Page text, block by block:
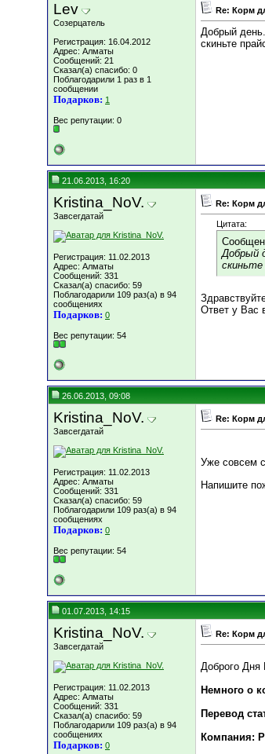
Lev
Созерцатель
Регистрация: 16.04.2012
Адрес: Алматы
Сообщений: 21
Сказал(а) спасибо: 0
Поблагодарили 1 раз в 1
сообщении
Подарков: 1
Вес репутации: 0
Re: Корм
Добрый день.
скиньте
21.06.2013, 16:20
Kristina_NoV.
Завсегдатай
Регистрация: 11.02.2013
Адрес: Алматы
Сообщений: 331
Сказал(а) спасибо: 59
Поблагодарили 109 раз(а) в 94
сообщениях
Подарков: 0
Вес репутации: 54
Re: Корм
Цитата:
Добрый
Ответ у Вас
26.06.2013, 09:08
Kristina_NoV.
Завсегдатай
Регистрация: 11.02.2013
Адрес: Алматы
Сообщений: 331
Сказал(а) спасибо: 59
Поблагодарили 109 раз(а) в 94
сообщениях
Подарков: 0
Вес репутации: 54
Re: Корм
Уже совсем
Напишите
01.07.2013, 14:15
Kristina_NoV.
Завсегдатай
Регистрация: 11.02.2013
Адрес: Алматы
Сообщений: 331
Сказал(а) спасибо: 59
Поблагодарили 109 раз(а) в 94
сообщениях
Подарков: 0
Re: Корм
Доброго Дня
Немного о
Перевод
Компания: